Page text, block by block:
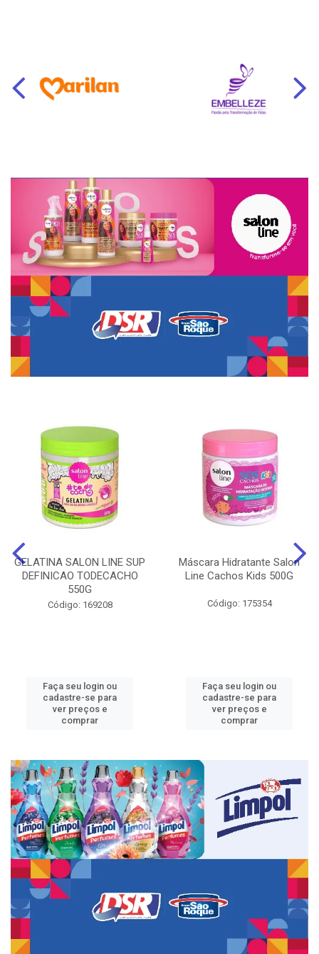
GELATINA SALON LINE SUP
DEFINICAO TODECACHO
550G
Código: 169208
Faça seu login ou
cadastre-se para
ver preços e
comprar
Máscara Hidratante Salon
Line Cachos Kids 500G
Código: 175354
Faça seu login ou
cadastre-se para
ver preços e
comprar